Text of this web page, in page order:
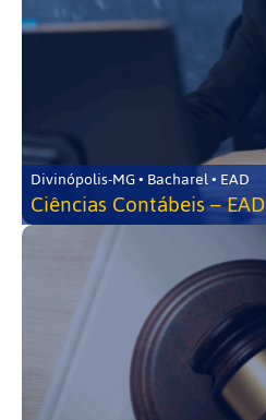
Divinópolis-MG • Bacharel • EAD
Ciências Contábeis – EAD